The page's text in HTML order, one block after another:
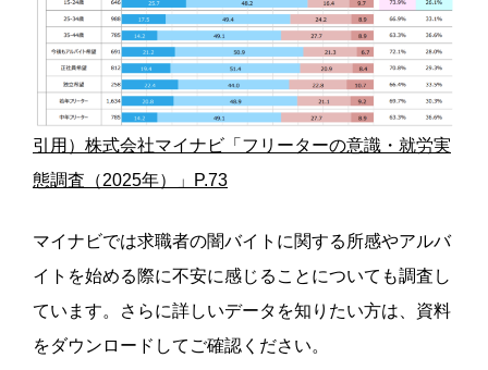
引用）株式会社マイナビ「フリーターの意識・就労実
態調査（2025年）」P.73
マイナビでは求職者の闇バイトに関する所感やアルバ
イトを始める際に不安に感じることについても調査し
ています。さらに詳しいデータを知りたい方は、資料
をダウンロードしてご確認ください。